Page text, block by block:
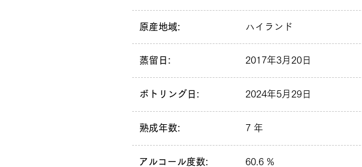
原産地域: ハイランド
蒸留日: 2017年3月20日
ボトリング日: 2024年5月29日
熟成年数: 7 年
アルコール度数: 60.6 %